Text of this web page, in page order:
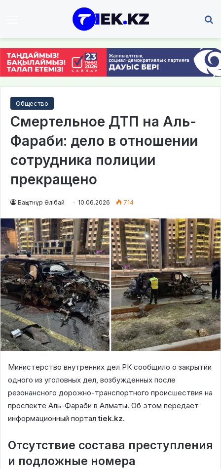
Общество
Смертельное ДТП на Аль-
Фараби: дело в отношении
сотрудника полиции
прекращено
Бақытнұр Әлібай 10.06.2026 714
Министерство внутренних дел РК сообщило о закрытии
одного из уголовных дел, возбужденных после
резонансного дорожно-транспортного происшествия на
проспекте Аль-Фараби в Алматы. Об этом передает
информационный порталtiek.kz.
Отсутствие состава преступления
и подложные номера